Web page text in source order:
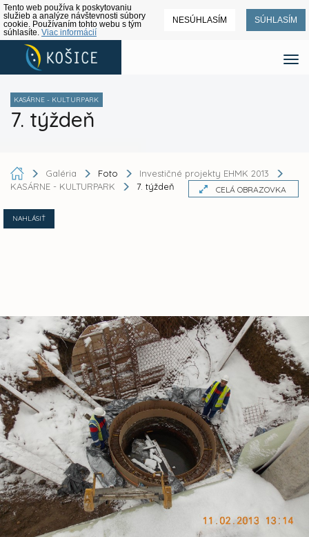
Tento web používa k poskytovaniu
služieb a analýze návštevnosti súbory
cookie. Používaním tohto webu s tým
súhlasíte. Viac informácií
NESÚHLASÍM SÚHLASÍM
KASÁRNE - KULTURPARK
7. týždeň
Galéria Foto
Investičné projekty EHMK 2013
KASÁRNE - KULTURPARK
7. týždeň CELÁ OBRAZOVKA
NAHLÁSIŤ